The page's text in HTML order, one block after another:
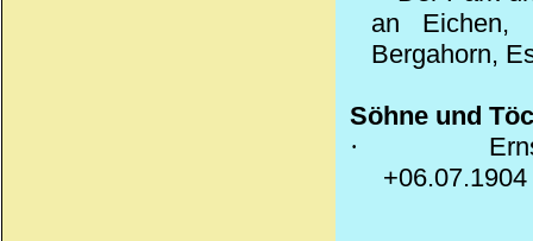
an Eichen,
Bergahorn,
Söhne und
·
+06.07.